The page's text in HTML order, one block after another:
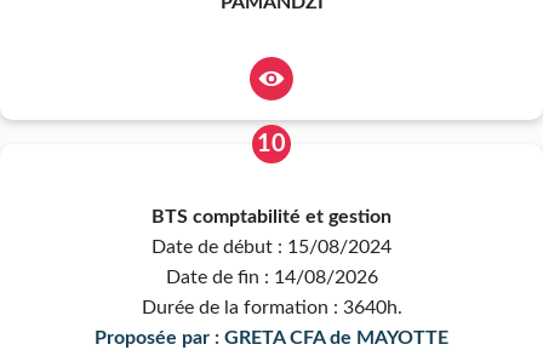
10
BTS comptabilité et gestion
Date de début : 15/08/2024
Date de fin : 14/08/2026
Durée de la formation : 3640h.
Proposée par : GRETA CFA de MAYOTTE